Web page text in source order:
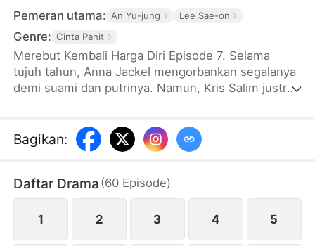
Pemeran utama: An Yu-jung Lee Sae-on
Genre: Cinta Pahit
Merebut Kembali Harga Diri Episode 7. Selama
tujuh tahun, Anna Jackel mengorbankan segalanya
demi suami dan putrinya. Namun, Kris Salim justru
menyadari bahwa suami dan putrinya lebih memilih
adiknya sendiri sebagai keluarga mereka. Anna pun
Keluarga Salim, dan bangkit untuk merebut kembali
harga diri serta hidup yang pantas dia miliki.
Bagikan:
Daftar Drama (60 Episode)
1 2 3 4 5